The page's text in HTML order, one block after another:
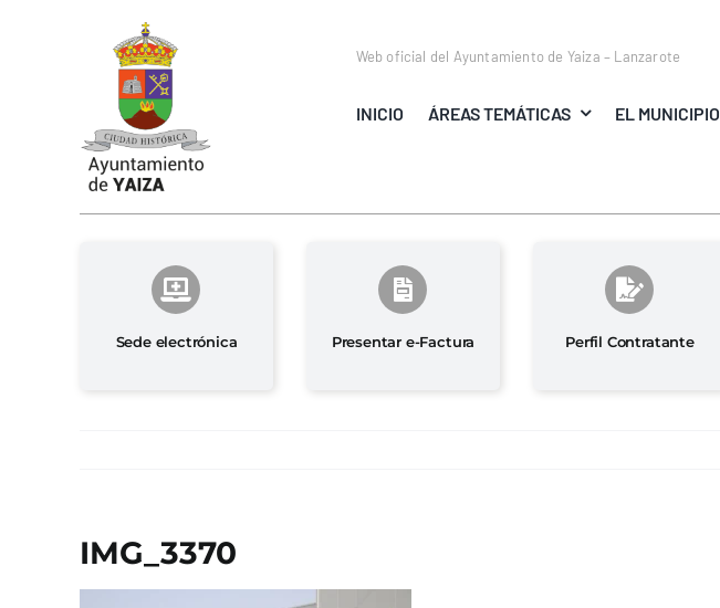
Web oficial del Ayuntamiento de Yaiza – Lanzarote
INICIO ÁREAS TEMÁTICAS EL MUNICIPIO
Sede electrónica Presentar e-Factura Perfil Contratante
IMG_3370